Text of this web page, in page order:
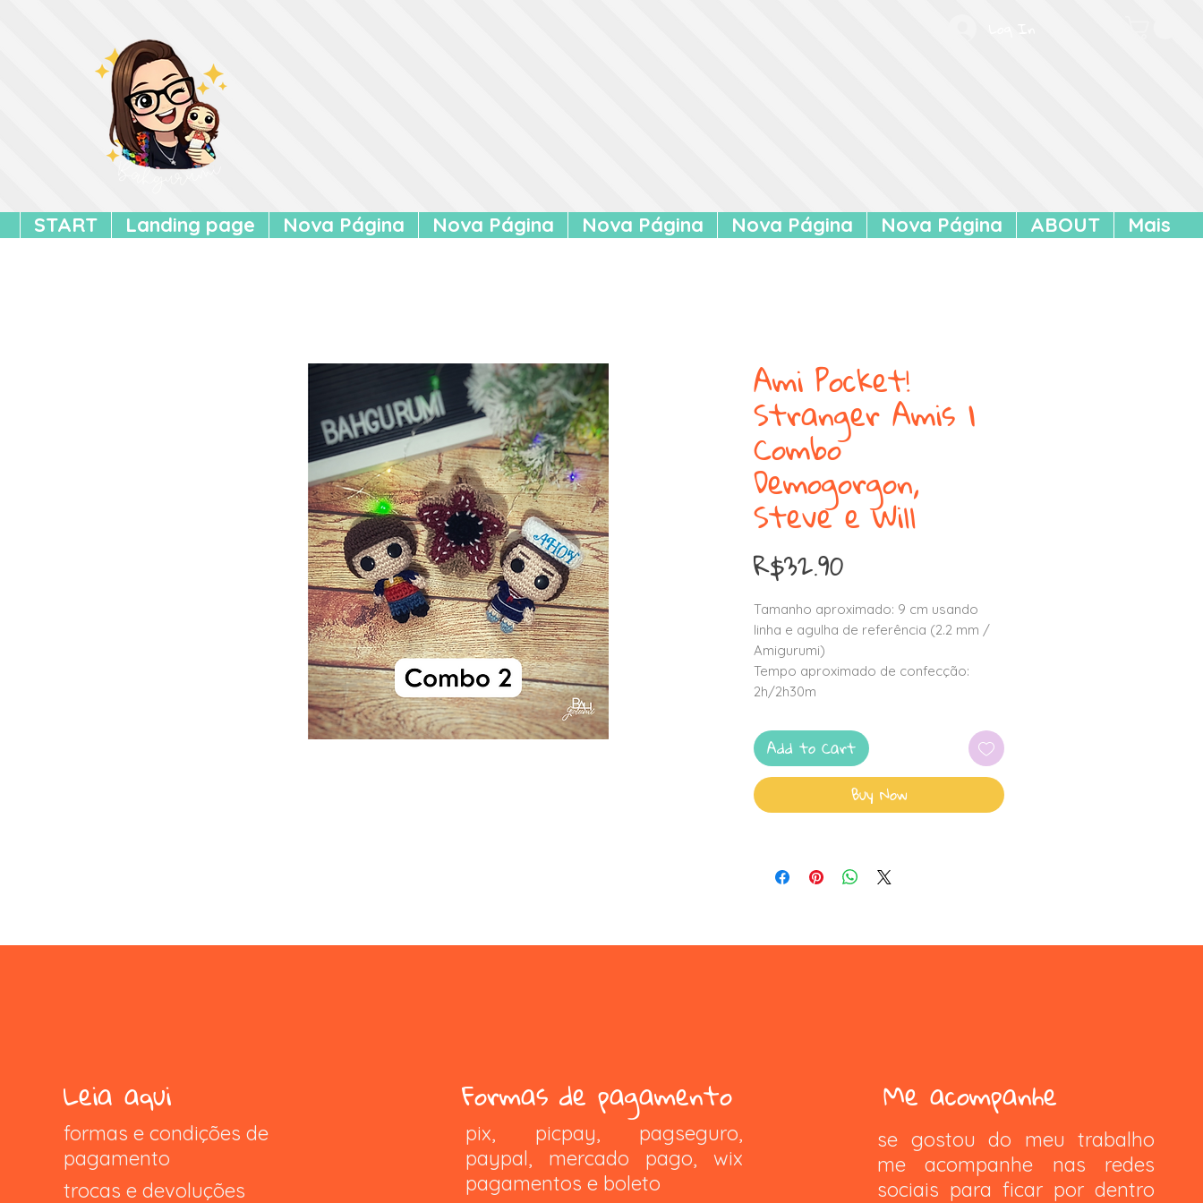
START Landing page Nova Página Nova Página Nova Página Nova Página Nova Página ABOUT Mais
Ami Pocket!
Stranger Amis |
Combo
Demogorgon,
Steve e Will
R$32.90Price
Tamanho aproximado: 9 cm usando
linha e agulha de referência (2.2 mm /
Amigurumi)
Tempo aproximado de confecção:
2h/2h30m
Add to Cart
Buy Now
Leia aqui
formas e condições de
pagamento
trocas e devoluções
Formas de pagamento
pix, picpay, pagseguro,
paypal, mercado pago, wix
pagamentos e boleto
Me acompanhe
se gostou do meu trabalho
me acompanhe nas redes
sociais para ficar por dentro